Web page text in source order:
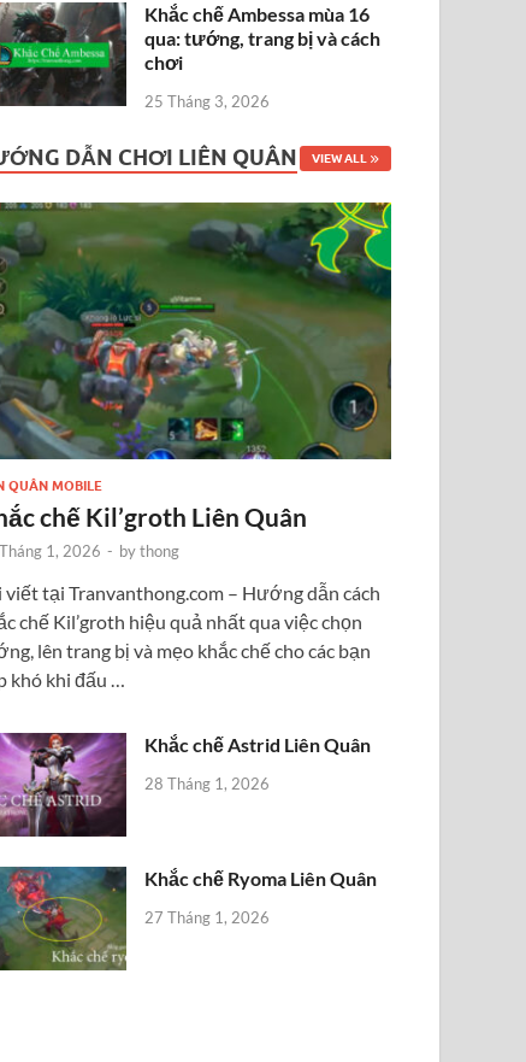
Khắc chế Ambessa mùa 16
qua: tướng, trang bị và cách
chơi
25 Tháng 3, 2026
DẪN CHƠI LIÊN QUÂN VIEW ALL
QUÂN MOBILE
chế Kil’groth Liên Quân
1, 2026 - bythong
viết tại Tranvanthong.com – Hướng dẫn cách
chế Kil’groth hiệu quả nhất qua việc chọn
lên trang bị và mẹo khắc chế cho các bạn
khó khi đấu …
Khắc chế Astrid Liên Quân
28 Tháng 1, 2026
Khắc chế Ryoma Liên Quân
27 Tháng 1, 2026